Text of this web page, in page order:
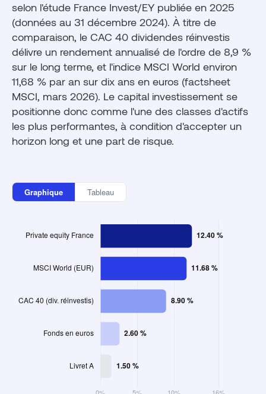
selon l'étude France Invest/EY publiée en 2025
(données au 31 décembre 2024). À titre de
comparaison, le CAC 40 dividendes réinvestis
délivre un rendement annualisé de l'ordre de 8,9 %
sur le long terme, et l'indice MSCI World environ
11,68 % par an sur dix ans en euros (factsheet
MSCI, mars 2026). Le capital investissement se
positionne donc comme l'une des classes d'actifs
les plus performantes, à condition d'accepter un
horizon long et une part de risque.
Graphique Tableau